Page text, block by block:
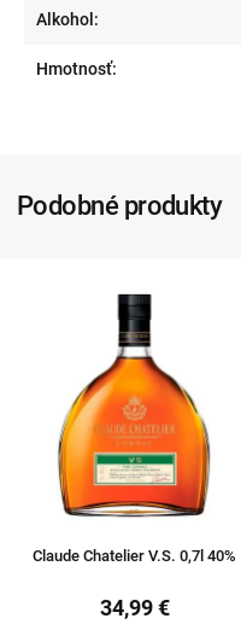
Alkohol:
Hmotnosť:
Podobné produkty
Claude Chatelier V.S. 0,7l 40%
34,99 €